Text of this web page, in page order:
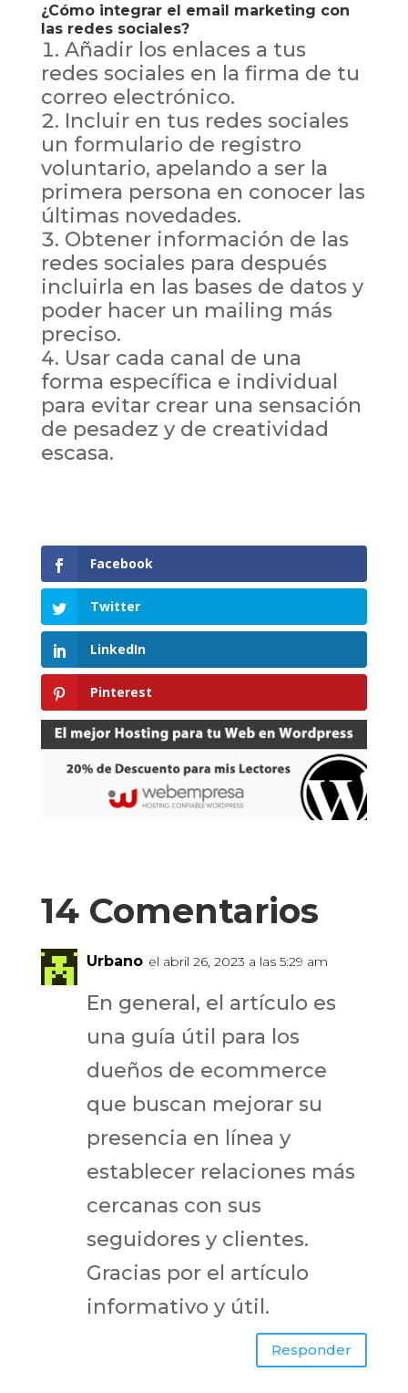
¿Cómo integrar el email marketing con
las redes sociales?
Añadir los enlaces a tus
redes sociales en la firma de tu
correo electrónico.
Incluir en tus redes sociales
un formulario de registro
voluntario, apelando a ser la
primera persona en conocer las
últimas novedades.
Obtener información de las
redes sociales para después
incluirla en las bases de datos y
poder hacer un mailing más
preciso.
Usar cada canal de una
forma específica e individual
para evitar crear una sensación
de pesadez y de creatividad
escasa.
Facebook
Twitter
LinkedIn
Pinterest
14 Comentarios
Urbano el abril 26, 2023 a las 5:29 am
En general, el artículo es
una guía útil para los
dueños de ecommerce
que buscan mejorar su
presencia en línea y
establecer relaciones más
cercanas con sus
seguidores y clientes.
Gracias por el artículo
informativo y útil.
Responder